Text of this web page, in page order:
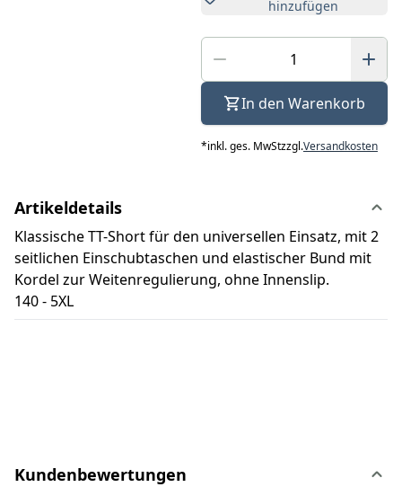
hinzufügen
In den Warenkorb
*inkl. ges. MwStzzgl.Versandkosten
Artikeldetails
Klassische TT-Short für den universellen Einsatz, mit 2
seitlichen Einschubtaschen und elastischer Bund mit
Kordel zur Weitenregulierung, ohne Innenslip.
140 - 5XL
Kundenbewertungen